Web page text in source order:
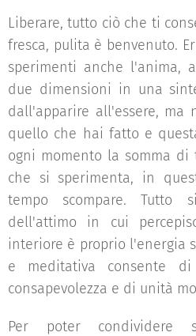
Liberare, tutto ciò che ti
fresca, pulita è benvenuto.
sperimenti anche l'anima,
due dimensioni in una
dall'apparire all'essere, ma
quello che hai fatto e
ogni momento la somma
che si sperimenta, in
tempo scompare. Tutto
dell'attimo in cui
interiore è proprio l'energia
e meditativa consente
consapevolezza e di unità
Per poter condividere